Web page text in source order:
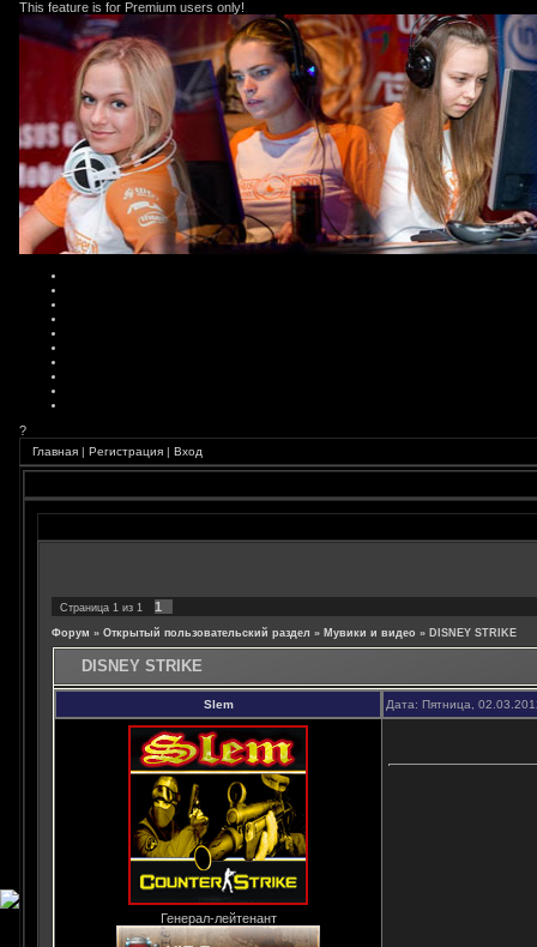
This feature is for Premium users only!
?
Главная | Регистрация | Вход
Страница 1 из 1 1
Форум » Открытый пользовательский раздел » Мувики и видео » DISNEY STRIKE
DISNEY STRIKE
Slem Дата: Пятница,
Генерал-лейтенант